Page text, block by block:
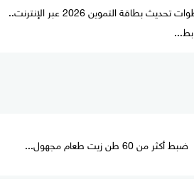
خطوات تحديث بطاقة التموين 2026 عبر الإنترنت..
ضبط أكثر من 60 طن زيت طعام مجهول...